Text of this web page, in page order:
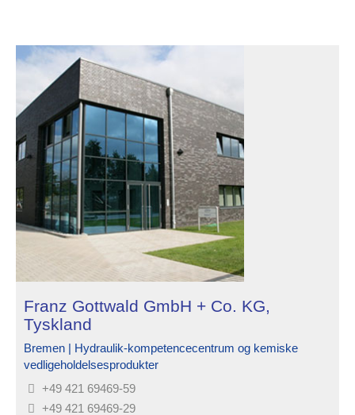
Franz Gottwald GmbH + Co. KG,
Tyskland
Bremen | Hydraulik-kompetencecentrum og kemiske
vedligeholdelsesprodukter
+49 421 69469-59
+49 421 69469-29